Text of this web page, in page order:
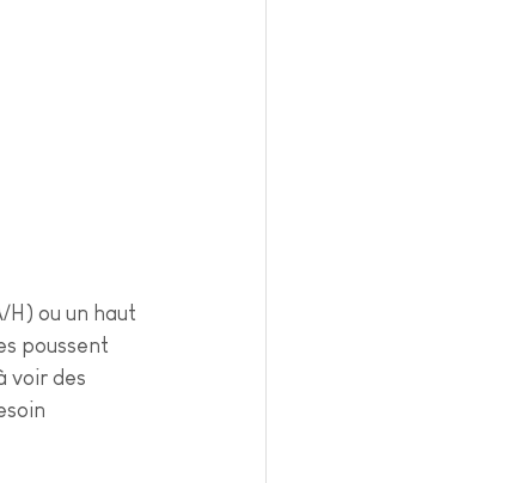
ou un haut
poussent
voir des